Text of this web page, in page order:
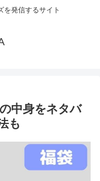
を発信するサイト
中身をネタバ
も